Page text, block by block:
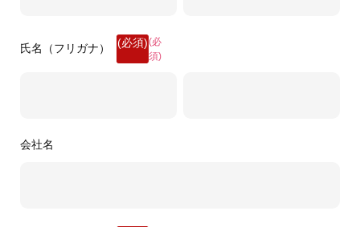
氏名（フリガナ）
(必
須)
会社名